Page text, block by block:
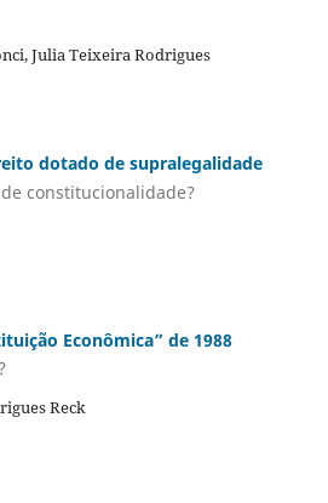
Julia Teixeira Rodrigues
dotado de supralegalidade
constitucionalidade?
Econômica” de 1988
Reck